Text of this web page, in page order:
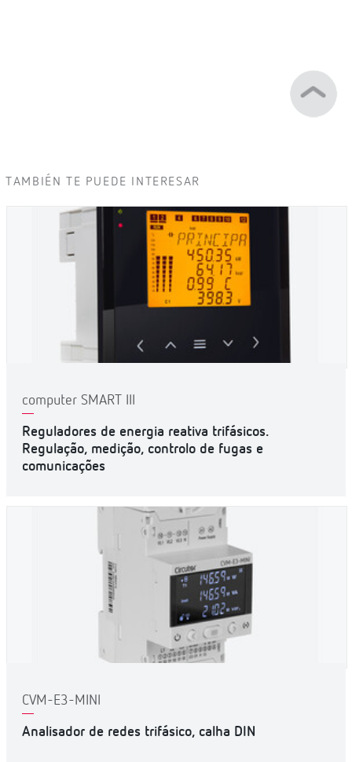
TAMBIÉN TE PUEDE INTERESAR
computer SMART III
Reguladores de energia reativa trifásicos.
Regulação, medição, controlo de fugas e
comunicações
CVM-E3-MINI
Analisador de redes trifásico, calha DIN